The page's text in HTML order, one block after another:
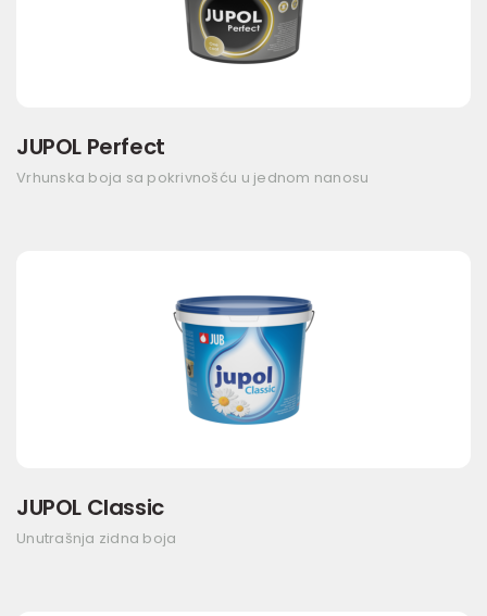
JUPOL Perfect
Vrhunska boja sa pokrivnošću u jednom nanosu
JUPOL Classic
Unutrašnja zidna boja